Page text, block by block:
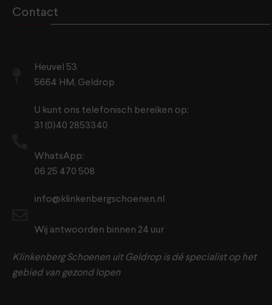
Contact
Heuvel 53
5664 HM, Geldrop
U kunt ons telefonisch bereiken op:
31 (0)40 2853340
WhatsApp:
06 25 470 508
info@klinkenbergschoenen.nl
Wij antwoorden binnen 24 uur
Klinkenberg Schoenen uit Geldrop is dé specialist op het
gebied van gezond lopen